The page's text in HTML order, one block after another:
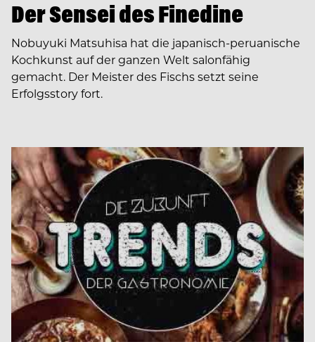
Der Sensei des Finedine
Nobuyuki Matsuhisa hat die japanisch-peruanische
Kochkunst auf der ganzen Welt salonfähig
gemacht. Der Meister des Fischs setzt seine
Erfolgsstory fort.